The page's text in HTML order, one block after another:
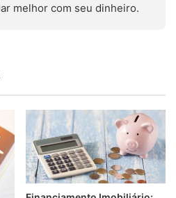
melhor com seu dinheiro.